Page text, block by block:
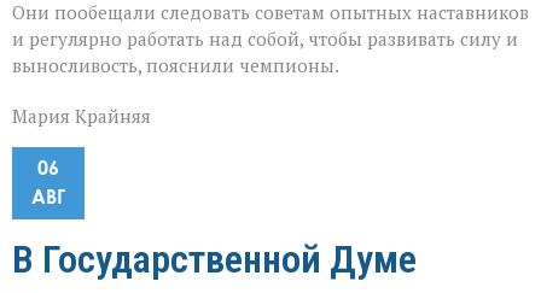
Они пообещали следовать советам опытных наставников
и регулярно работать над собой, чтобы развивать силу и
выносливость, пояснили чемпионы.
Мария Крайняя
06
АВГ
В Государственной Думе